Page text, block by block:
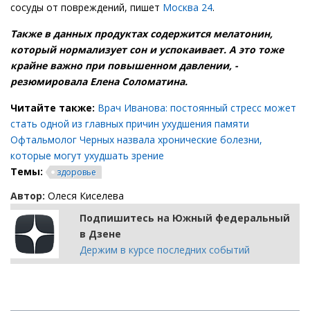
сосуды от повреждений, пишет Москва 24.
Также в данных продуктах содержится мелатонин,
который нормализует сон и успокаивает. А это тоже
крайне важно при повышенном давлении, -
резюмировала Елена Соломатина.
Читайте также: Врач Иванова: постоянный стресс может
стать одной из главных причин ухудшения памяти
Офтальмолог Черных назвала хронические болезни,
которые могут ухудшать зрение
Темы:
здоровье
Автор: Олеся Киселева
Подпишитесь на Южный федеральный
в Дзене
Держим в курсе последних событий